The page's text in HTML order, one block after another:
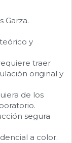
Garza.
y
traer
original y
de los
segura
a color.